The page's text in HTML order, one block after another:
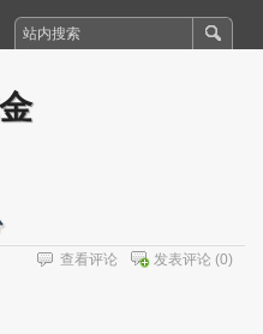
发表评论 (0)
查看评论